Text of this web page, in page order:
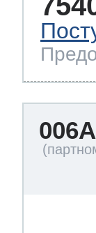
006A